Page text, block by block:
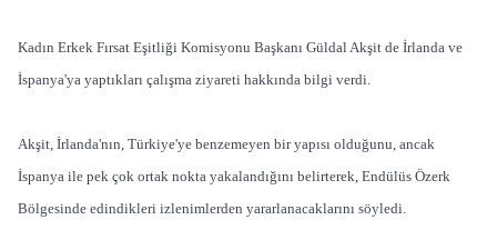
Kadın Erkek Fırsat Eşitliği Komisyonu Başkanı Güldal Akşit de İrlanda ve
İspanya'ya yaptıkları çalışma ziyareti hakkında bilgi verdi.
Akşit, İrlanda'nın, Türkiye'ye benzemeyen bir yapısı olduğunu, ancak
İspanya ile pek çok ortak nokta yakalandığını belirterek, Endülüs Özerk
Bölgesinde edindikleri izlenimlerden yararlanacaklarını söyledi.